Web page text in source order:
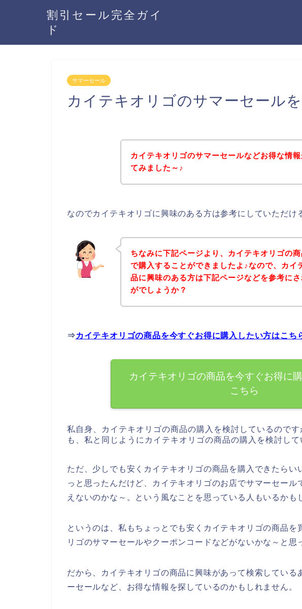
割引セール完全ガイ
ド
サマーセール
カイテキオリゴのサマーセール
カイテキオリゴのサマーセールなどお得な情
てみました～♪
なのでカイテキオリゴに興味のある方は参考にしていただけ
ちなみに下記ページより、カイテキオリゴの
で購入することができましたよ♪なので、カイ
品に興味のある方は下記ページなどを参考に
がでしょうか？
⇒ カイテキオリゴの商品を今すぐお得に購入したい方はこち
カイテキオリゴの商品を今すぐお得に
こちら
私自身、カイテキオリゴの商品の購入を検討しているので
も、私と同じようにカイテキオリゴの商品の購入を検討して
ただ、少しでも安くカイテキオリゴの商品を購入できたらい
っと思ったんだけど、カイテキオリゴのお店でサマーセール
えないのかな～。という風なことを思っている人もいるかも
というのは、私もちょっとでも安くカイテキオリゴの商品を
リゴのサマーセールやクーポンコードなどがないかな～と思
だから、カイテキオリゴの商品に興味があって検索している
ーセールなど、お得な情報を探しているのかもしれません。